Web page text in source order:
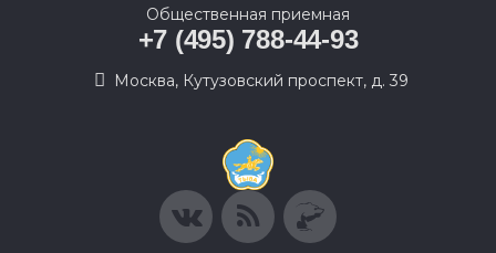
Общественная приемная
+7 (495) 788-44-93
Москва, Кутузовский проспект, д. 39